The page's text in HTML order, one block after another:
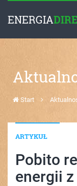
ENERGIA
Start
ARTYKUŁ
Pobito
energii